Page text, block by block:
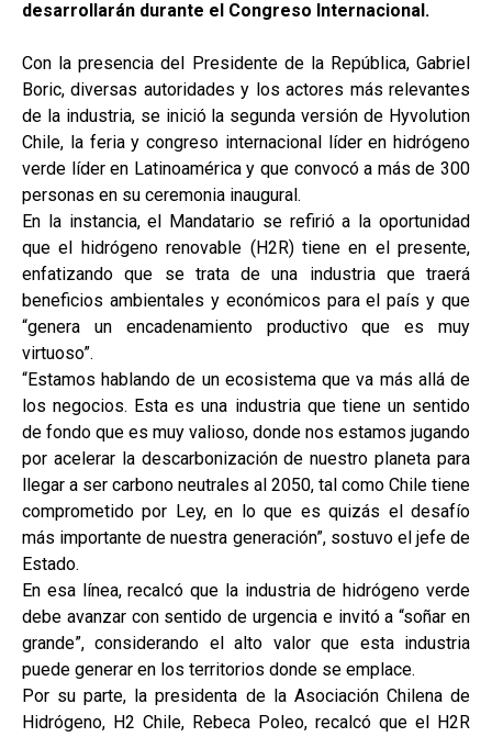
desarrollarán durante el Congreso Internacional.
Con la presencia del Presidente de la República, Gabriel
Boric, diversas autoridades y los actores más relevantes
de la industria, se inició la segunda versión de Hyvolution
Chile, la feria y congreso internacional líder en hidrógeno
verde líder en Latinoamérica y que convocó a más de 300
personas en su ceremonia inaugural.
En la instancia, el Mandatario se refirió a la oportunidad
que el hidrógeno renovable (H2R) tiene en el presente,
enfatizando que se trata de una industria que traerá
beneficios ambientales y económicos para el país y que
“genera un encadenamiento productivo que es muy
virtuoso”.
“Estamos hablando de un ecosistema que va más allá de
los negocios. Esta es una industria que tiene un sentido
de fondo que es muy valioso, donde nos estamos jugando
por acelerar la descarbonización de nuestro planeta para
llegar a ser carbono neutrales al 2050, tal como Chile tiene
comprometido por Ley, en lo que es quizás el desafío
más importante de nuestra generación”, sostuvo el jefe de
Estado.
En esa línea, recalcó que la industria de hidrógeno verde
debe avanzar con sentido de urgencia e invitó a “soñar en
grande”, considerando el alto valor que esta industria
puede generar en los territorios donde se emplace.
Por su parte, la presidenta de la Asociación Chilena de
Hidrógeno, H2 Chile, Rebeca Poleo, recalcó que el H2R